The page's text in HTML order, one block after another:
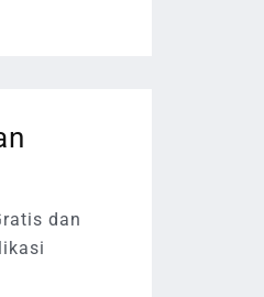
dan